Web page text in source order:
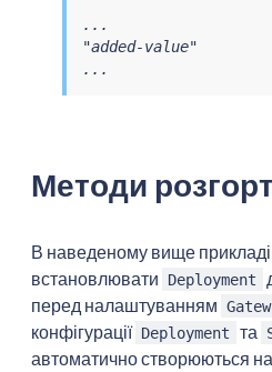
EOF
...
"added-value"
...
Методи
В наведеному вище прикладі
встановлювати
Deployment
перед налаштуванням
конфігурації Deployment та
автоматично створюються на